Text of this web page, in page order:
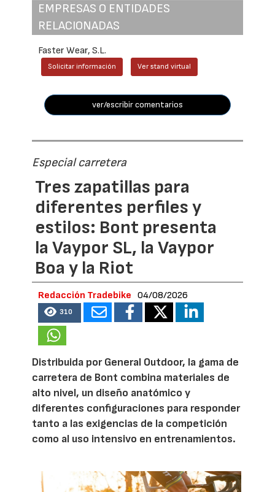
EMPRESAS O ENTIDADES
RELACIONADAS
Faster Wear, S.L.
Solicitar información Ver stand virtual
ver/escribir comentarios
Especial carretera
Tres zapatillas para
diferentes perfiles y
estilos: Bont presenta
la Vaypor SL, la Vaypor
Boa y la Riot
Redacción Tradebike 04/08/2026
310
Distribuida por General Outdoor, la gama de
carretera de Bont combina materiales de
alto nivel, un diseño anatómico y
diferentes configuraciones para responder
tanto a las exigencias de la competición
como al uso intensivo en entrenamientos.